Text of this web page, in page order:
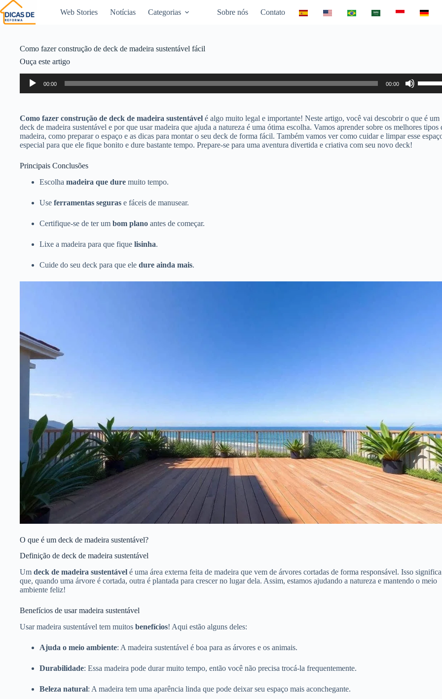
Web Stories Notícias Categorias Sobre nós Contato
Como fazer construção de deck de madeira sustentável fácil
Ouça este artigo
Tocador
áudio
00:00 00:00
as
setas
ou
para
baixo
Como fazer construção de deck de madeira sustentável é algo muito legal e importante! Neste artigo, você vai descobrir o que é um
deck de madeira sustentável e por que usar madeira que ajuda a natureza é uma ótima escolha. Vamos aprender sobre os melhores tipos
madeira, como preparar o espaço e as dicas para montar o seu deck de forma fácil. Também vamos ver como cuidar e limpar esse
especial para que ele fique bonito e dure bastante tempo. Prepare-se para uma aventura divertida e criativa com seu novo deck!
Principais Conclusões
Escolha madeira que dure muito tempo.
Use ferramentas seguras e fáceis de manusear.
Certifique-se de ter um bom plano antes de começar.
Lixe a madeira para que fique lisinha.
Cuide do seu deck para que ele dure ainda mais.
O que é um deck de madeira sustentável?
Definição de deck de madeira sustentável
Um deck de madeira sustentável é uma área externa feita de madeira que vem de árvores cortadas de forma responsável. Isso significa
que, quando uma árvore é cortada, outra é plantada para crescer no lugar dela. Assim, estamos ajudando a natureza e mantendo o meio
ambiente feliz!
Benefícios de usar madeira sustentável
Usar madeira sustentável tem muitos benefícios! Aqui estão alguns deles:
Ajuda o meio ambiente: A madeira sustentável é boa para as árvores e os animais.
Durabilidade: Essa madeira pode durar muito tempo, então você não precisa trocá-la frequentemente.
Beleza natural: A madeira tem uma aparência linda que pode deixar seu espaço mais aconchegante.